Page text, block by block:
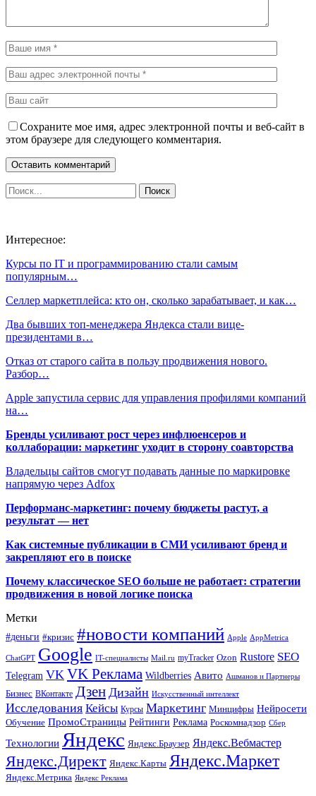
Сохраните мое имя, адрес электронной почты и веб-сайт в
этом браузере для следующего комментария.
Интересное:
Курсы по IT и программированию стали самым
популярным…
Селлер маркетплейса: кто он, сколько зарабатывает, и как…
Два бывших топ-менеджера Яндекса стали вице-
президентами в…
Отказ от старого сайта в пользу продвижения нового.
Разбор…
Apple запустила сервис для управления профилями компаний
на…
Бренды усиливают рост через инфлюенсеров и
коллаборации: маркетинг уходит в сторону соавторства
Владельцы сайтов смогут подавать данные по маркировке
напрямую через Adfox
Перформанс-маркетинг: почему бюджеты растут, а
результат — нет
Как системные публикации в СМИ усиливают бренд и
закрепляют его в поиске
Почему классическое SEO больше не работает: стратегии
продвижения в новой логике поиска
Метки
#деньги #кризис #новости компаний Apple AppMetrica
ChatGPT Google IT-специалисты Mail.ru myTracker Ozon Rustore SEO
Telegram VK VK Реклама Wildberries Авито Ашманов и Партнеры
Бизнес ВКонтакте Дзен Дизайн Искусственный интеллект
Исследования Кейсы Курсы Маркетинг Минцифры Нейросети
Обучение ПромоСтраницы Рейтинги Реклама Роскомнадзор Сбер
Технологии Яндекс Яндекс.Браузер Яндекс.Вебмастер
Яндекс.Директ Яндекс.Карты Яндекс.Маркет
Яндекс.Метрика Яндекс Реклама